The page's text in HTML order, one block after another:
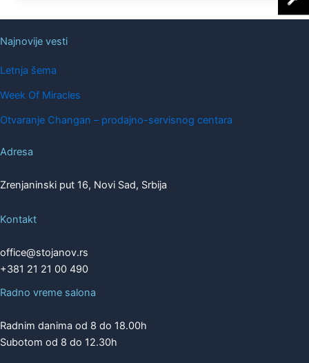
Najnovije vesti
Letnja šema
Week Of Miracles
Otvaranje Changan – prodajno-servisnog centara
Adresa
Zrenjaninski put 16, Novi Sad, Srbija
Kontakt
office@stojanov.rs
+381 21 21 00 490
Radno vreme salona
Radnim danima od 8 do 18.00h
Subotom od 8 do 12.30h